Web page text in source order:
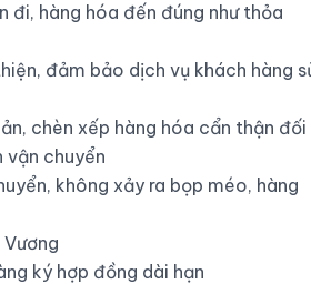
đi, hàng hóa đến đúng như thỏa
đảm bảo dịch vụ khách hàng
chèn xếp hàng hóa cẩn thận đối
vận chuyển
không xảy ra bọp méo, hàng
ký hợp đồng dài hạn